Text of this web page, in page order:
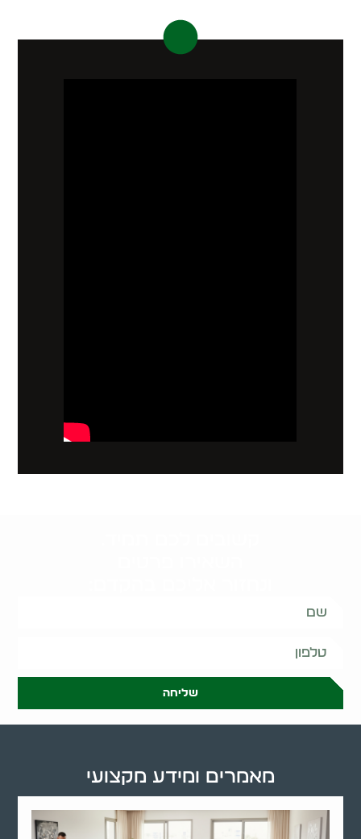
שליחה
מאמרים ומידע מקצועי